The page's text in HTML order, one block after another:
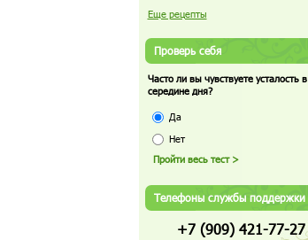
Еще рецепты
Проверь себя
Часто ли вы чувствуете усталость в
середине дня?
Да
Нет
Телефоны службы поддержки
+7 (909) 421-77-27